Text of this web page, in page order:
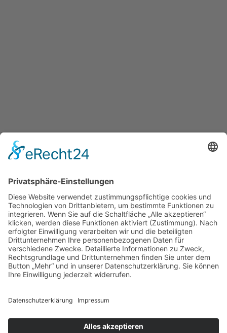
Partner und Sponsoren
Nidda
Alle Rechte vorbehalten.